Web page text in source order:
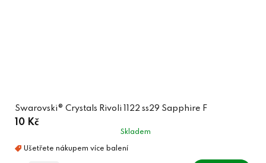
Swarovski® Crystals Rivoli 1122 ss29 Sapphire F
10 Kč
Skladem